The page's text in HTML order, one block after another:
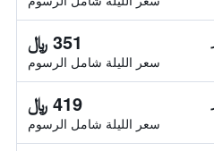
351 ﷼
سعر الليلة شامل الرسوم
419 ﷼
سعر الليلة شامل الرسوم